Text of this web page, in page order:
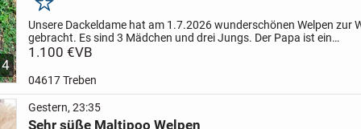
4
Merken
Unsere Dackeldame hat am 1.7.2026 wunderschönen Welpen zur
gebracht. Es sind 3 Mädchen und drei Jungs. Der Papa ist ein
Kaninchendackel braun Kurzhaar und die Mama ein Standard Rot
1.100 €VB
04617 Treben
Gestern, 23:35
Sehr süße Maltipoo Welpen